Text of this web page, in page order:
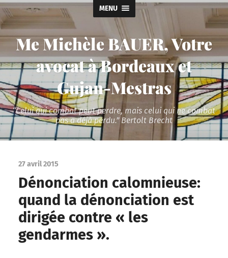
MENU
Me Michèle BAUER, Votre
avocat à Bordeaux et
Gujan-Mestras
“Celui qui combat peut perdre, mais celui qui ne combat
pas a déjà perdu.” Bertolt Brecht
27 avril 2015
Dénonciation calomnieuse:
quand la dénonciation est
dirigée contre « les
gendarmes ».